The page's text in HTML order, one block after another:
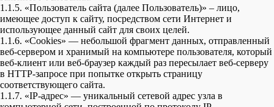
1.1.5. «Пользователь сайта (далее Пользователь)» – лицо,
имеющее доступ к сайту, посредством сети Интернет и
использующее данный сайт для своих целей.
1.1.6. «Cookies» — небольшой фрагмент данных, отправленный
веб-сервером и хранимый на компьютере пользователя, который
веб-клиент или веб-браузер каждый раз пересылает веб-серверу
в HTTP-запросе при попытке открыть страницу
соответствующего сайта.
1.1.7. «IP-адрес» — уникальный сетевой адрес узла в